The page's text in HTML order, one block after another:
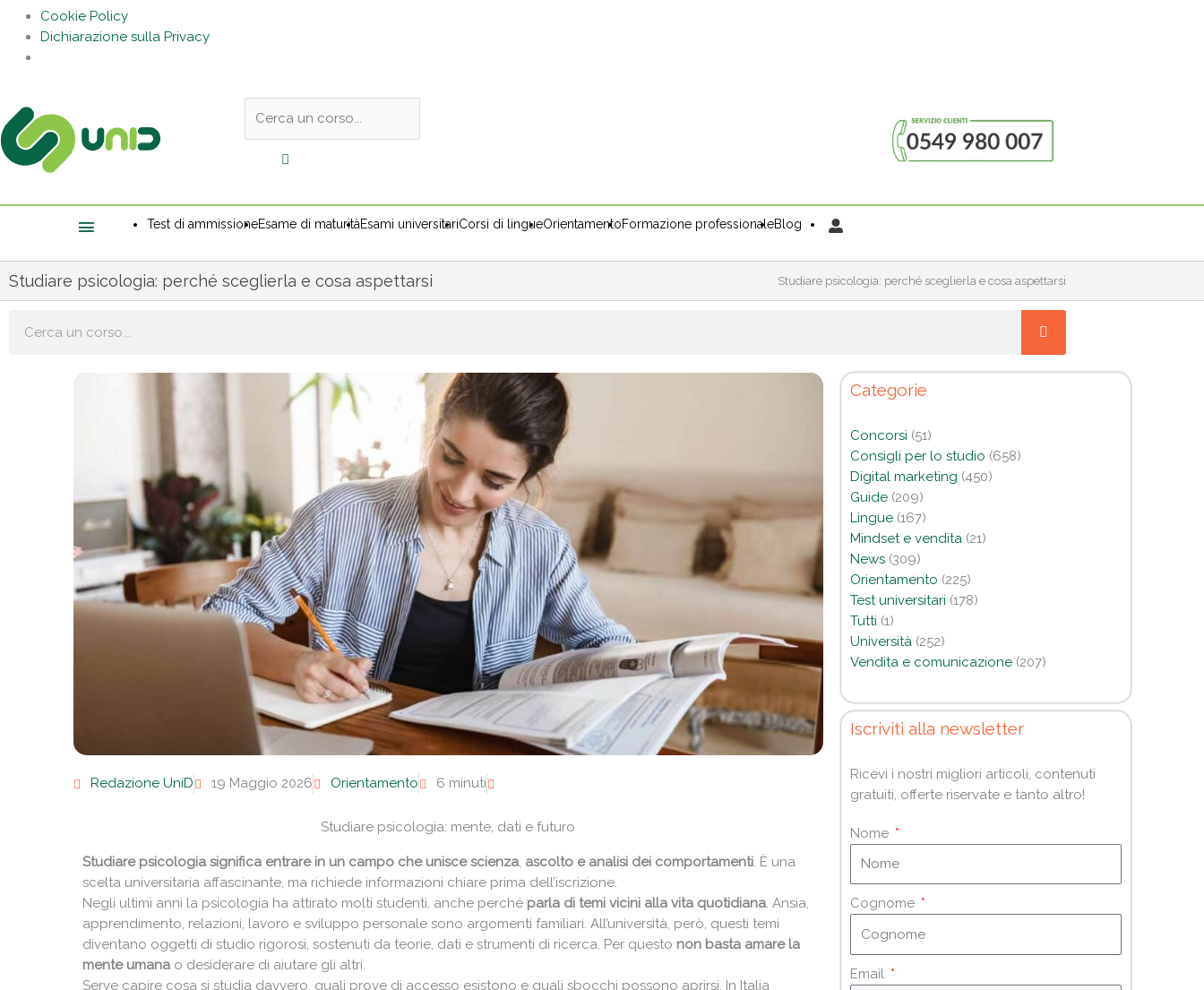
Cookie Policy
Dichiarazione sulla Privacy
l'header
Test di ammissioneEsame di maturitàEsami universitariCorsi di lingueOrientamentoFormazione professionaleBlog
Studiare psicologia: perché sceglierla e cosa aspettarsi Studiare psicologia: perché sceglierla e cosa aspettarsi
Redazione UniD 19 Maggio 2026 Orientamento 6 minuti
Studiare psicologia: mente, dati e futuro
Studiare psicologia significa entrare in un campo che unisce scienza, ascolto e analisi dei comportamenti. È una
scelta universitaria affascinante, ma richiede informazioni chiare prima dell’iscrizione.
Negli ultimi anni la psicologia ha attirato molti studenti, anche perché parla di temi vicini alla vita quotidiana. Ansia,
apprendimento, relazioni, lavoro e sviluppo personale sono argomenti familiari. All’università, però, questi temi
diventano oggetti di studio rigorosi, sostenuti da teorie, dati e strumenti di ricerca. Per questo non basta amare la
mente umana o desiderare di aiutare gli altri.
Serve capire cosa si studia davvero, quali prove di accesso esistono e quali sbocchi possono aprirsi. In Italia
Categorie
Concorsi (51)
Consigli per lo studio (658)
Digital marketing (450)
Guide(209)
Lingue(167)
Mindset e vendita(21)
News(309)
Orientamento (225)
Test universitari (178)
Tutti (1)
Università(252)
Vendita e comunicazione(207)
Iscriviti alla newsletter
Ricevi i nostri migliori articoli, contenuti
gratuiti, offerte riservate e tanto altro!
Nome
Cognome
Email